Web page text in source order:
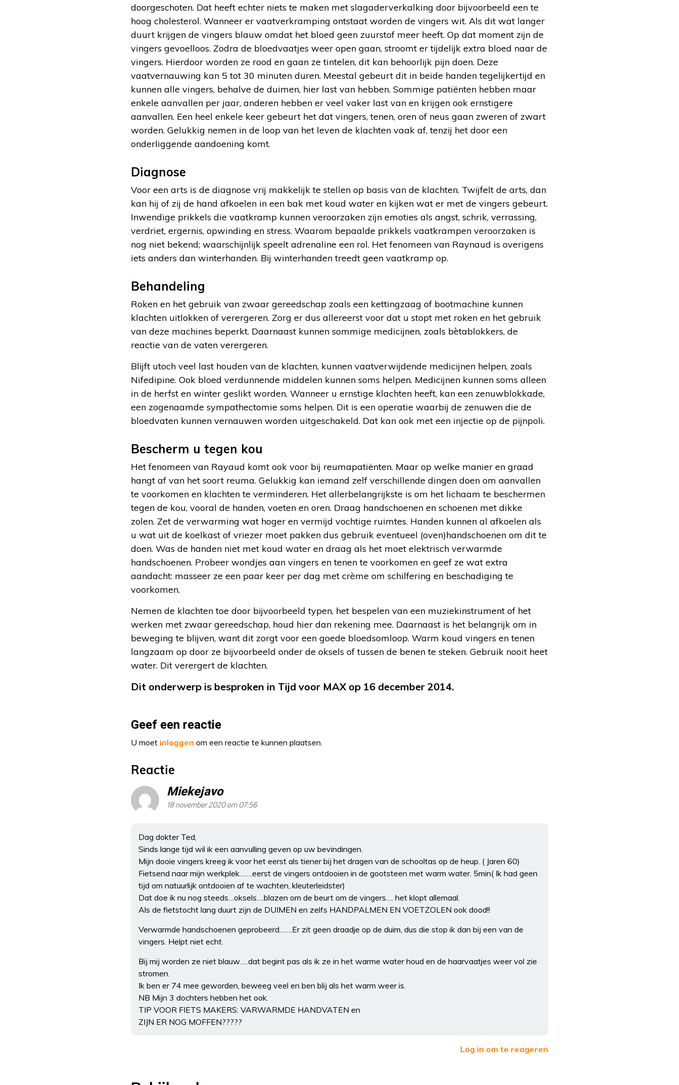
doorgeschoten. Dat heeft echter niets te maken met slagaderverkalking door bijvoorbeeld een te
hoog cholesterol. Wanneer er vaatverkramping ontstaat worden de vingers wit. Als dit wat langer
duurt krijgen de vingers blauw omdat het bloed geen zuurstof meer heeft. Op dat moment zijn de
vingers gevoelloos. Zodra de bloedvaatjes weer open gaan, stroomt er tijdelijk extra bloed naar de
vingers. Hierdoor worden ze rood en gaan ze tintelen, dit kan behoorlijk pijn doen. Deze
vaatvernauwing kan 5 tot 30 minuten duren. Meestal gebeurt dit in beide handen tegelijkertijd en
kunnen alle vingers, behalve de duimen, hier last van hebben. Sommige patiënten hebben maar
enkele aanvallen per jaar, anderen hebben er veel vaker last van en krijgen ook ernstigere
aanvallen. Een heel enkele keer gebeurt het dat vingers, tenen, oren of neus gaan zweren of zwart
worden. Gelukkig nemen in de loop van het leven de klachten vaak af, tenzij het door een
onderliggende aandoening komt.
Diagnose
Voor een arts is de diagnose vrij makkelijk te stellen op basis van de klachten. Twijfelt de arts, dan
kan hij of zij de hand afkoelen in een bak met koud water en kijken wat er met de vingers gebeurt.
Inwendige prikkels die vaatkramp kunnen veroorzaken zijn emoties als angst, schrik, verrassing,
verdriet, ergernis, opwinding en stress. Waarom bepaalde prikkels vaatkrampen veroorzaken is
nog niet bekend; waarschijnlijk speelt adrenaline een rol. Het fenomeen van Raynaud is overigens
iets anders dan winterhanden. Bij winterhanden treedt geen vaatkramp op.
Behandeling
Roken en het gebruik van zwaar gereedschap zoals een kettingzaag of bootmachine kunnen
klachten uitlokken of verergeren. Zorg er dus allereerst voor dat u stopt met roken en het gebruik
van deze machines beperkt. Daarnaast kunnen sommige medicijnen, zoals bètablokkers, de
reactie van de vaten verergeren.
Blijft utoch veel last houden van de klachten, kunnen vaatverwijdende medicijnen helpen, zoals
Nifedipine. Ook bloed verdunnende middelen kunnen soms helpen. Medicijnen kunnen soms alleen
in de herfst en winter geslikt worden. Wanneer u ernstige klachten heeft, kan een zenuwblokkade,
een zogenaamde sympathectomie soms helpen. Dit is een operatie waarbij de zenuwen die de
bloedvaten kunnen vernauwen worden uitgeschakeld. Dat kan ook met een injectie op de pijnpoli.
Bescherm u tegen kou
Het fenomeen van Rayaud komt ook voor bij reumapatiënten. Maar op welke manier en graad
hangt af van het soort reuma. Gelukkig kan iemand zelf verschillende dingen doen om aanvallen
te voorkomen en klachten te verminderen. Het allerbelangrijkste is om het lichaam te beschermen
tegen de kou, vooral de handen, voeten en oren. Draag handschoenen en schoenen met dikke
zolen. Zet de verwarming wat hoger en vermijd vochtige ruimtes. Handen kunnen al afkoelen als
u wat uit de koelkast of vriezer moet pakken dus gebruik eventueel (oven)handschoenen om dit te
doen. Was de handen niet met koud water en draag als het moet elektrisch verwarmde
handschoenen. Probeer wondjes aan vingers en tenen te voorkomen en geef ze wat extra
aandacht: masseer ze een paar keer per dag met crème om schilfering en beschadiging te
voorkomen.
Nemen de klachten toe door bijvoorbeeld typen, het bespelen van een muziekinstrument of het
werken met zwaar gereedschap, houd hier dan rekening mee. Daarnaast is het belangrijk om in
beweging te blijven, want dit zorgt voor een goede bloedsomloop. Warm koud vingers en tenen
langzaam op door ze bijvoorbeeld onder de oksels of tussen de benen te steken. Gebruik nooit heet
water. Dit verergert de klachten.
Dit onderwerp is besproken in Tijd voor MAX op 16 december 2014.
Geef een reactie
U moet inloggen om een reactie te kunnen plaatsen.
Reactie
Miekejavo
18 november 2020 om 07:56
Dag dokter Ted,
Sinds lange tijd wil ik een aanvulling geven op uw bevindingen.
Mijn dooie vingers kreeg ik voor het eerst als tiener bij het dragen van de schooltas op de heup. ( Jaren 60)
Fietsend naar mijn werkplek…….eerst de vingers ontdooien in de gootsteen met warm water. 5min( Ik had geen
tijd om natuurlijk ontdooien af te wachten, kleuterleidster)
Dat doe ik nu nog steeds…oksels….blazen om de beurt om de vingers…. het klopt allemaal.
Als de fietstocht lang duurt zijn de DUIMEN en zelfs HANDPALMEN EN VOETZOLEN ook dood!!
Verwarmde handschoenen geprobeerd…….Er zit geen draadje op de duim, dus die stop ik dan bij een van de
vingers. Helpt niet echt.
Bij mij worden ze niet blauw…..dat begint pas als ik ze in het warme water houd en de haarvaatjes weer vol zie
stromen.
Ik ben er 74 mee geworden, beweeg veel en ben blij als het warm weer is.
NB Mijn 3 dochters hebben het ook.
TIP VOOR FIETS MAKERS: VARWARMDE HANDVATEN en
ZIJN ER NOG MOFFEN?????
Log in om te reageren